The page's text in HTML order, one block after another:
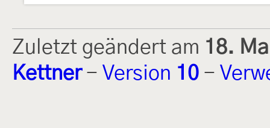
Zuletzt geändert am 18.
Kettner- Version 10 -